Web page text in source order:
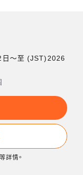
日〜至 (JST)2026
詳情。